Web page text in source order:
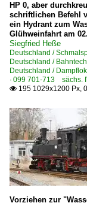
Museen
~
Gattung
Gattung
Sonstiges
Kurioses
HP 0, aber
schriftlichen Befehl
ein Hydrant zum
Glühweinfahrt am
Siegfried Heße
Deutschland /
Deutschland /
Deutschland /
· 099 701-713 sächs.
 195 1029x1200 Px,
Vorziehen zur